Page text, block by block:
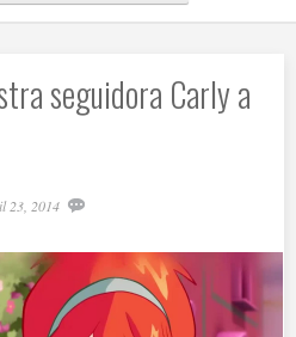
seguidora Carly a
23, 2014